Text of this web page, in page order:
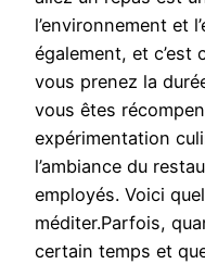
l’environnement et
également, et c’est
vous prenez la
vous êtes
expérimentation
l’ambiance du
employés. Voici
méditer.Parfois,
certain temps et